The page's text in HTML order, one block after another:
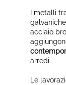
I metalli
acciaio
arredi.
Le